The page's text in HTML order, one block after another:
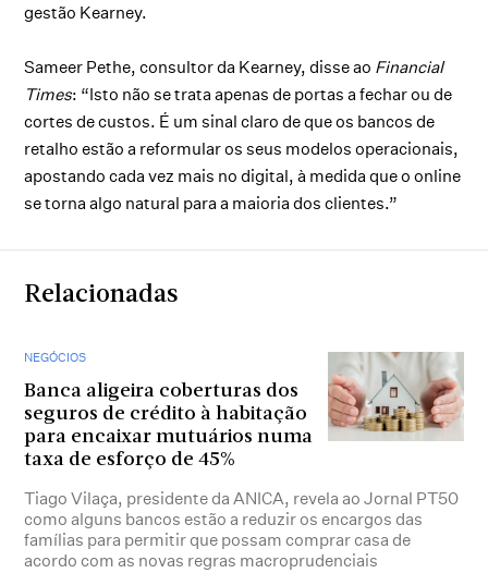
gestão Kearney.
Sameer Pethe, consultor da Kearney, disse ao Financial
Times: “Isto não se trata apenas de portas a fechar ou de
cortes de custos. É um sinal claro de que os bancos de
retalho estão a reformular os seus modelos operacionais,
apostando cada vez mais no digital, à medida que o online
se torna algo natural para a maioria dos clientes.”
Relacionadas
NEGÓCIOS
Banca aligeira coberturas dos
seguros de crédito à habitação
para encaixar mutuários numa
taxa de esforço de 45%
Tiago Vilaça, presidente da ANICA, revela ao Jornal PT50
como alguns bancos estão a reduzir os encargos das
famílias para permitir que possam comprar casa de
acordo com as novas regras macroprudenciais